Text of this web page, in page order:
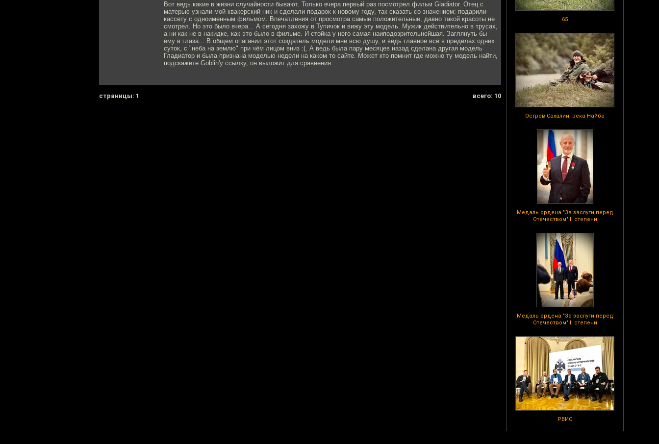
65
Остров Сахалин, река Найба
Медаль ордена "За заслуги перед
Отечеством" II степени
Медаль ордена "За заслуги перед
Отечеством" II степени
РВИО
Вот ведь какие в жизни случайности бывают. Только вчера первый раз посмотрел фильм Gladiator. Отец с
матерью узнали мой квакерский ник и сделали подарок к новому году, так сказать со значением: подарили
кассету с одноименным фильмом. Впечатления от просмотра самые положительные, давно такой красоты не
смотрел. Но это было вчера... А сегодня захожу в Тупичок и вижу эту модель. Мужик действительно в трусах,
а ни как не в накидке, как это было в фильме. И стойка у него самая наиподозрительнейшая. Заглянуть бы
ему в глаза... В общем опаганил этот создатель модели мне всю душу, и ведь главное всё в пределах одних
суток, с "неба на землю" при чём лицом вниз :(. А ведь была пару месяцев назад сделана другая модель
Гладиатор и была признана моделью недели на каком то сайте. Может кто помнит где можно ту модель найти,
подскажите Goblin'у ссылку, он выложит для сравнения.
cтраницы: 1 всего: 10